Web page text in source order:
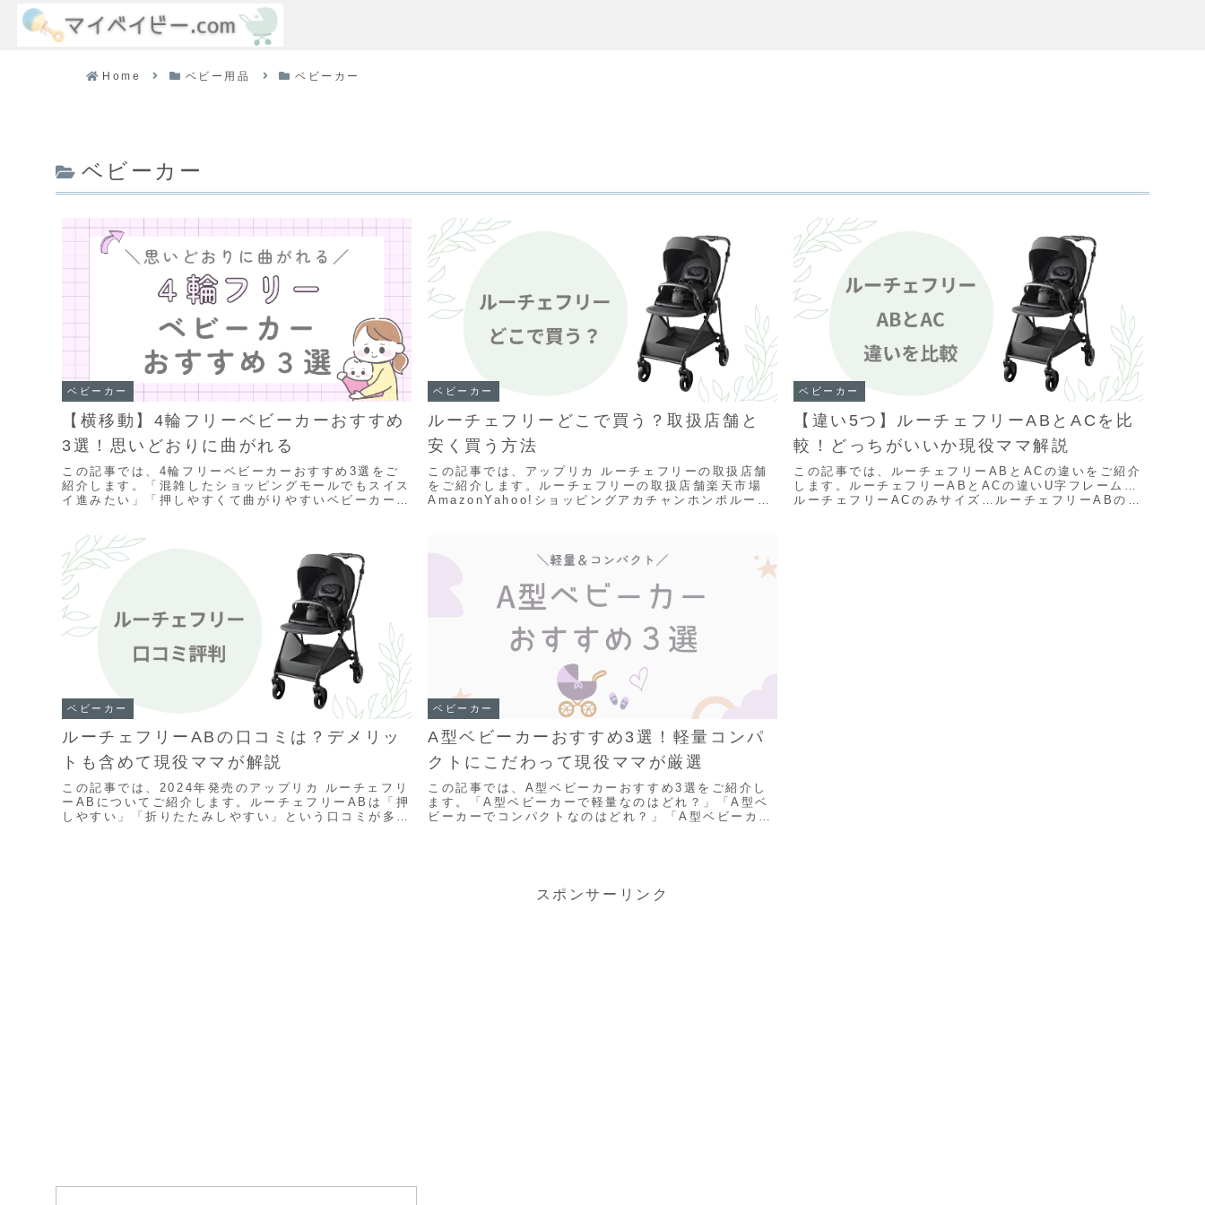
Home ベビー用品 ベビーカー
ベビーカー
ベビーカー
【横移動】4輪フリーベビーカーおすすめ
3選！思いどおりに曲がれる
この記事では、4輪フリーベビーカーおすすめ3選をご
紹介します。「混雑したショッピングモールでもスイス
イ進みたい」「押しやすくて曲がりやすいベビーカーを
ベビーカー
ルーチェフリーどこで買う？取扱店舗と
安く買う方法
この記事では、アップリカ ルーチェフリーの取扱店舗
をご紹介します。ルーチェフリーの取扱店舗楽天市場
AmazonYahoo!ショッピングアカチャンホンポルーチ
ベビーカー
【違い5つ】ルーチェフリーABとACを比
較！どっちがいいか現役ママ解説
この記事では、ルーチェフリーABとACの違いをご紹介
します。ルーチェフリーABとACの違いU字フレーム…
ルーチェフリーACのみサイズ…ルーチェフリーABの方
ベビーカー
ルーチェフリーABの口コミは？デメリッ
トも含めて現役ママが解説
この記事では、2024年発売のアップリカ ルーチェフリ
ーABについてご紹介します。ルーチェフリーABは「押
しやすい」「折りたたみしやすい」という口コミが多く
ベビーカー
A型ベビーカーおすすめ3選！軽量コンパ
クトにこだわって現役ママが厳選
この記事では、A型ベビーカーおすすめ3選をご紹介し
ます。「A型ベビーカーで軽量なのはどれ？」「A型ベ
ビーカーでコンパクトなのはどれ？」「A型ベビーカー
スポンサーリンク